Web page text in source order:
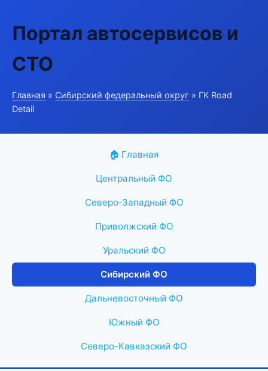
Портал автосервисов и
СТО
Главная » Сибирский федеральный округ » ГК Road
Detail
🏠 Главная
Центральный ФО
Северо-Западный ФО
Приволжский ФО
Уральский ФО
Сибирский ФО
Дальневосточный ФО
Южный ФО
Северо-Кавказский ФО